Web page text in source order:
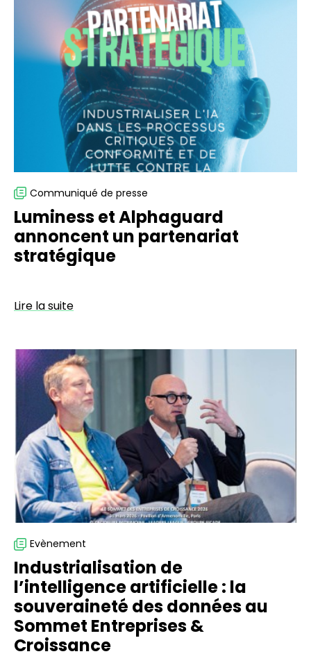
Alphaguard
annoncent
partenariat
stratégique
Communiqué de presse
Luminess et Alphaguard
annoncent un partenariat
stratégique
Lire la suite
Industrialisation
de
l’intelligence
artificielle
la
souveraineté
des
données
au
Sommet
Entreprises
Croissance
Evènement
Industrialisation de
l’intelligence artificielle : la
souveraineté des données au
Sommet Entreprises &
Croissance